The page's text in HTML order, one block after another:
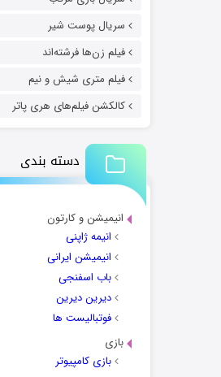
سریال پوست شیر
فیلم زن‌ها فرشته‌اند
فیلم متری شیش و نیم
کالکشن فیلم‌های هری پاتر
دسته بندی
انیمیشن و کارتون
انیمه ژاپنی
انیمیشن ایرانی
باب اسفنجی
دیرین دیرین
فوتبالیست ها
بازی
بازی کامپیوتر